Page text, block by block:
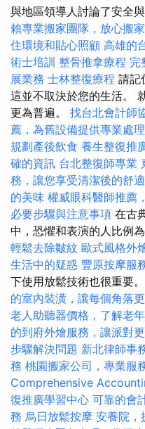
與地區領導人討論了安全
賴專業搬家團隊，放心搬家
住環境和貼心照顧 高雄的
術士培訓 整骨推拿療程 完
展業務 士林整復療程 請記
這並不取決於您的生活。
更為普遍。 找台北會計師
薦，為舊設備提供專業處
規劃產後飲食 養生整復推
確的資訊 台北整復師專業
務，讓您享受清潔後的舒
的美味 權威眼科醫師推薦
必要步驟與注意事項 在古
中，恐懼和表演的人比例
輕鬆去除皺紋 歐式風格外
生活中的疑惑 豐原按摩服
下使用放鬆技術也很重要。
的室內裝潢，讓每個角落
老人助聽器價格，了解老
的到府外燴服務，讓派對
步驟解決問題 新北律師事
務 桃園搬家公司，專業服
Comprehensive
復推廣學習中心 可靠的會
務 烏日放鬆按摩 安養院，